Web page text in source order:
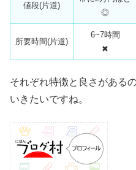
値段(片道)
◎
所要時間(片道)
6~7時間
✖
それぞれ特徴と良さがある
いきたいですね。